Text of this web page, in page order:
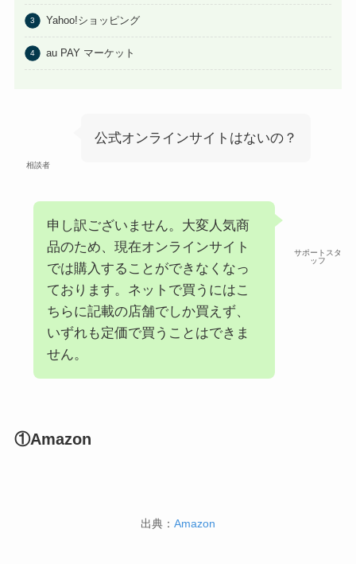
Yahoo!ショッピング
au PAY マーケット
相談者
公式オンラインサイトはないの？
サポートスタ
ッフ
申し訳ございません。大変人気商
品のため、現在オンラインサイト
では購入することができなくなっ
ております。ネットで買うにはこ
ちらに記載の店舗でしか買えず、
いずれも定価で買うことはできま
せん。
①Amazon
出典： Amazon